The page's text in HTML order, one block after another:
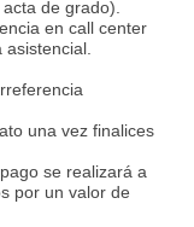
de grado).
en call center
una vez finalices
se realizará a
por un valor de